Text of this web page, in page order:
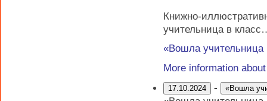
Книжно-
учительница в
«Вошла
More information
17.10.2024 - «Вошла